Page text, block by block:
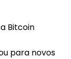
para novos